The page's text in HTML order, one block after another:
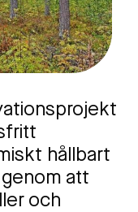
hållbart
att
och